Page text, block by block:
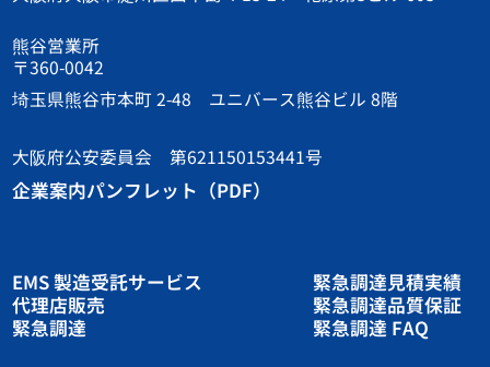
熊谷営業所
〒360-0042
埼玉県熊谷市本町 2-48 ユニバース熊谷ビル 8階
大阪府公安委員会 第621150153441号
企業案内パンフレット（PDF）
EMS 製造受託サービス
代理店販売
緊急調達
緊急調達見積実績
緊急調達品質保証
緊急調達 FAQ